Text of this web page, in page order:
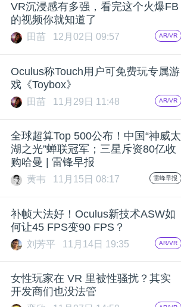
VR沉浸感有多强，看完这个火爆FB
的视频你就知道了
田苗 12月02日 09:57 AR/VR
Oculus称Touch用户可免费玩专属游
戏《Toybox》
田苗 11月29日 11:48 AR/VR
全球超算Top 500公布！中国“神威太
湖之光”蝉联冠军；三星斥资80亿收
购哈曼 | 雷锋早报
黄韦 11月15日 08:17 雷峰早报
补帧大法好！Oculus新技术ASW如
何让45 FPS变90 FPS？
刘芳平 11月14日 19:35 AR/VR
女性玩家在 VR 里被性骚扰？其实
开发商们也没法管